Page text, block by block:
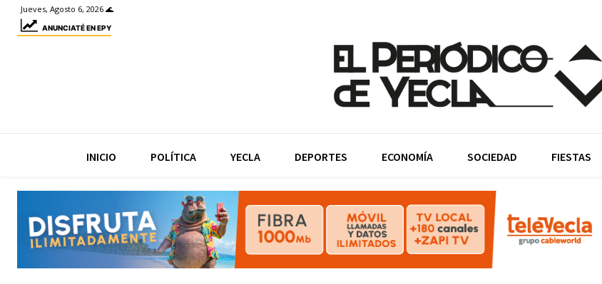
Jueves, Agosto 6, 2026 🌊
ANUNCIATÉ EN EPY
INICIO POLÍTICA YECLA DEPORTES ECONOMÍA SOCIEDAD FIESTAS